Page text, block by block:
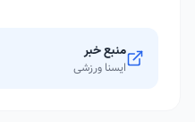
منبع خبر
ایسنا ورزشی